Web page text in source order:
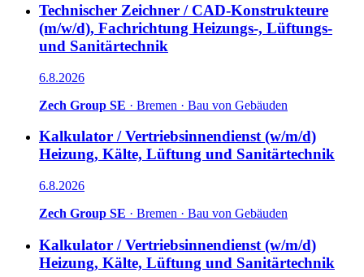
Technischer Zeichner / CAD-Konstrukteure
(m/w/d), Fachrichtung Heizungs-, Lüftungs-
und Sanitärtechnik
6.8.2026
Zech Group SE · Bremen · Bau von Gebäuden
Kalkulator / Vertriebsinnendienst (w/m/d)
Heizung, Kälte, Lüftung und Sanitärtechnik
6.8.2026
Zech Group SE · Bremen · Bau von Gebäuden
Kalkulator / Vertriebsinnendienst (w/m/d)
Heizung, Kälte, Lüftung und Sanitärtechnik